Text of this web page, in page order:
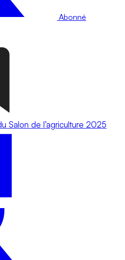
Abonné
Salon de l’agriculture 2025